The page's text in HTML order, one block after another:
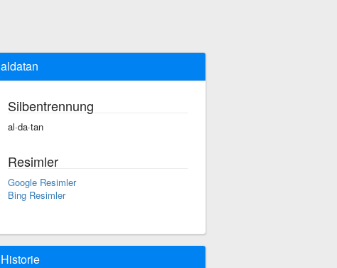
aldatan
Silbentrennung
al·da·tan
Resimler
Google Resimler
Bing Resimler
Historie